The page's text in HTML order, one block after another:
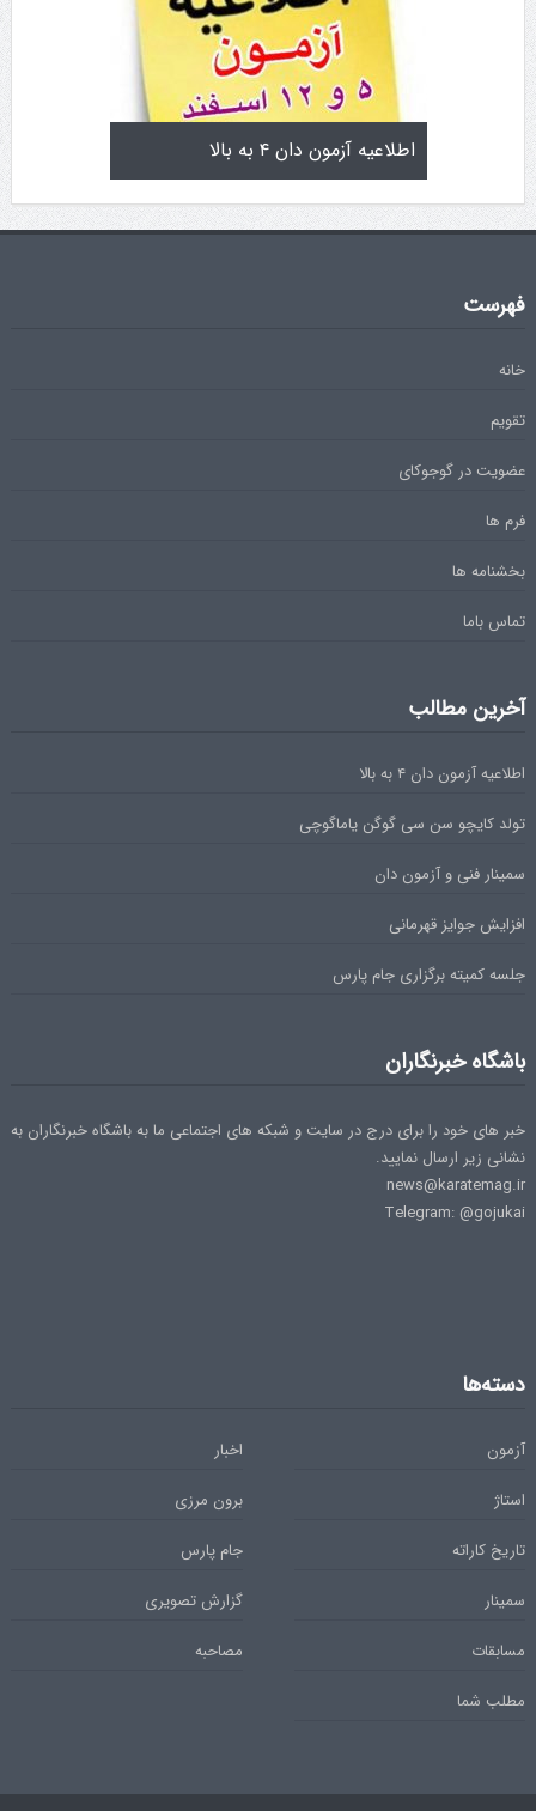
اطلاعیه آزمون دان ۴ تولد کایچو سن سی گوگن یاماگوچی
فهرست
خانه
تقویم
عضویت در گوجوکای
فرم ها
بخشنامه ها
تماس باما
آخرین مطالب
اطلاعیه آزمون دان ۴ به بالا
تولد کایچو سن سی گوگن یاماگوچی
سمینار فنی و آزمون دان
افزایش جوایز قهرمانی
جلسه کمیته برگزاری جام پارس
باشگاه خبرنگاران
خبر های خود را برای درج در سایت و شبکه های اجتماعی ما به باشگاه خبرنگاران به
نشانی زیر ارسال نمایید.
news@karatemag.ir
Telegram: @gojukai
دسته‌ها
آزمون
اخبار
استاژ
برون مرزی
تاریخ کاراته
جام پارس
سمینار
گزارش تصویری
مسابقات
مصاحبه
مطلب شما